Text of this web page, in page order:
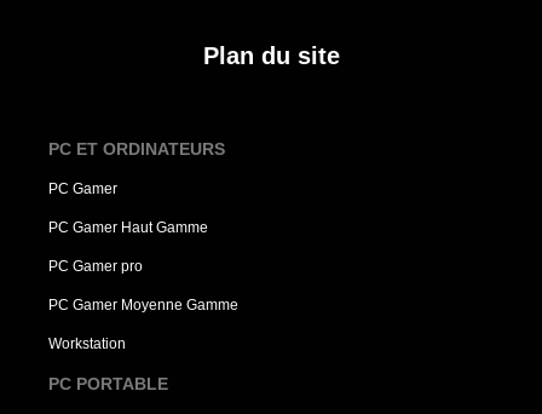
Plan du site
PC ET ORDINATEURS
PC Gamer
PC Gamer Haut Gamme
PC Gamer pro
PC Gamer Moyenne Gamme
Workstation
PC PORTABLE